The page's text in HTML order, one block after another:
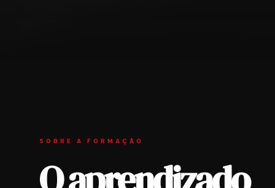
SOBRE A FORMAÇÃO